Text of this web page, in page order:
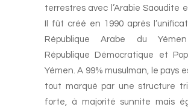
terrestres avec l’Arabie Saoudite
Il fût créé en 1990 après
République Arabe du
République Démocratique et
Yémen. A 99% musulman, le pays
tout marqué par une structure
forte, à majorité sunnite mais